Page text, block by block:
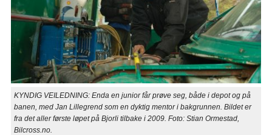
KYNDIG VEILEDNING: Enda en junior får prøve seg, både i depot og på
banen, med Jan Lillegrend som en dyktig mentor i bakgrunnen. Bildet er
fra det aller første løpet på Bjorli tilbake i 2009. Foto: Stian Ormestad,
Bilcross.no.